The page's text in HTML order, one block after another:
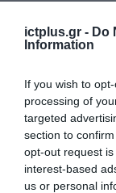
ictplus.gr - Do
Information
If you wish to
processing of
targeted
section to
opt-out request
interest-based
us or personal
Σ. Καλαφάτης:
Τεχνητή
μια νέα
επανάσταση»
31.07.2026
Νέος οδηγός
για τη
των ελληνικών
επιχειρήσεων στον
χώρο της
31.07.2026